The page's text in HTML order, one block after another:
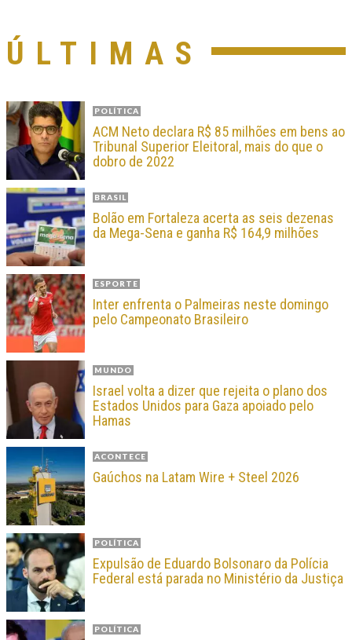
ÚLTIMAS
POLÍTICA
ACM Neto declara R$ 85 milhões em bens ao
Tribunal Superior Eleitoral, mais do que o
dobro de 2022
BRASIL
Bolão em Fortaleza acerta as seis dezenas
da Mega-Sena e ganha R$ 164,9 milhões
ESPORTE
Inter enfrenta o Palmeiras neste domingo
pelo Campeonato Brasileiro
MUNDO
Israel volta a dizer que rejeita o plano dos
Estados Unidos para Gaza apoiado pelo
Hamas
ACONTECE
Gaúchos na Latam Wire + Steel 2026
POLÍTICA
Expulsão de Eduardo Bolsonaro da Polícia
Federal está parada no Ministério da Justiça
POLÍTICA